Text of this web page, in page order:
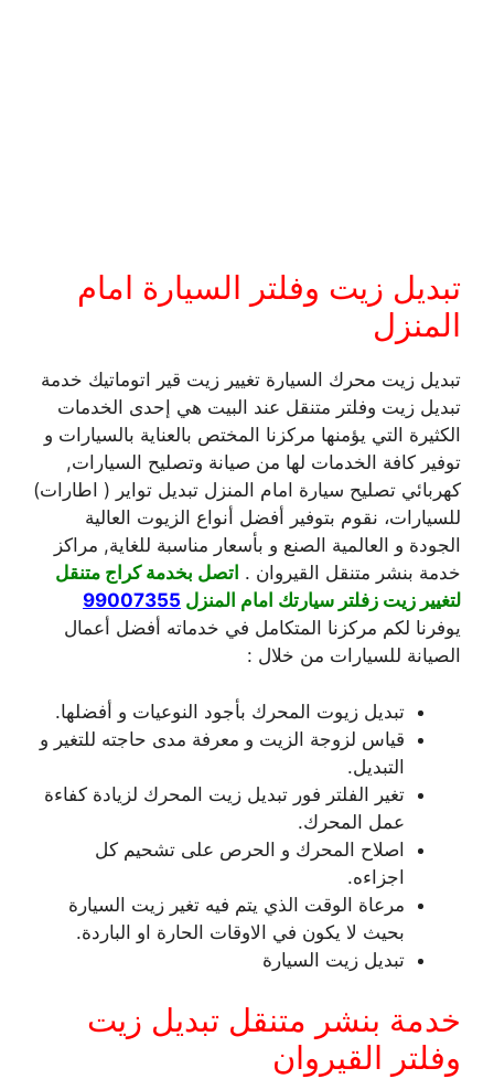
تبديل زيت وفلتر السيارة امام
المنزل
تبديل زيت محرك السيارة تغيير زيت قير اتوماتيك خدمة
تبديل زيت وفلتر متنقل عند البيت هي إحدى الخدمات
الكثيرة التي يؤمنها مركزنا المختص بالعناية بالسيارات و
توفير كافة الخدمات لها من صيانة وتصليح السيارات,
كهربائي تصليح سيارة امام المنزل تبديل تواير ( اطارات)
للسيارات، نقوم بتوفير أفضل أنواع الزيوت العالية
الجودة و العالمية الصنع و بأسعار مناسبة للغاية, مراكز
خدمة بنشر متنقل القيروان . اتصل بخدمة كراج متنقل
لتغيير زيت زفلتر سيارتك امام المنزل 99007355
يوفرنا لكم مركزنا المتكامل في خدماته أفضل أعمال
الصيانة للسيارات من خلال :
تبديل زيوت المحرك بأجود النوعيات و أفضلها.
قياس لزوجة الزيت و معرفة مدى حاجته للتغير و
التبديل.
تغير الفلتر فور تبديل زيت المحرك لزيادة كفاءة
عمل المحرك.
اصلاح المحرك و الحرص على تشحيم كل
اجزاءه.
مرعاة الوقت الذي يتم فيه تغير زيت السيارة
بحيث لا يكون في الاوقات الحارة او الباردة.
تبديل زيت السيارة
خدمة بنشر متنقل تبديل زيت
وفلتر القيروان